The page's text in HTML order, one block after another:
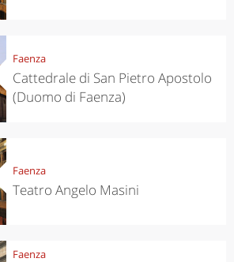
Faenza
Cattedrale di San Pietro Apostolo
(Duomo di Faenza)
Faenza
Teatro Angelo Masini
Faenza